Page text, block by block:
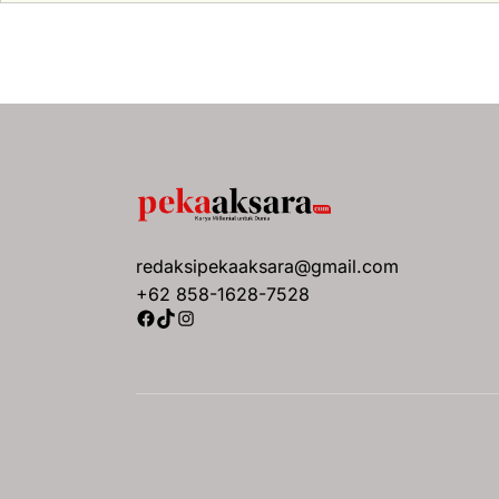
redaksipekaaksara@gmail.com
+62 858-1628-7528
Facebook
TikTok
Instagram